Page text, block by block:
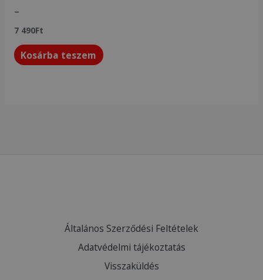
–
7 490Ft
Kosárba teszem
Általános Szerződési Feltételek
Adatvédelmi tájékoztatás
Visszaküldés